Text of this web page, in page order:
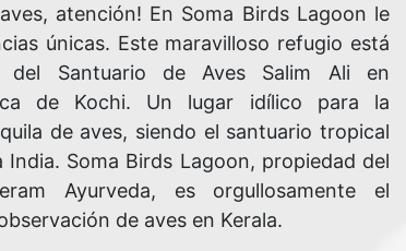
atención! En Soma Birds Lagoon le
únicas. Este maravilloso refugio está
del Santuario de Aves Salim Ali en
de Kochi. Un lugar idílico para la
de aves, siendo el santuario tropical
India. Soma Birds Lagoon, propiedad del
Ayurveda, es orgullosamente el
de aves en Kerala.